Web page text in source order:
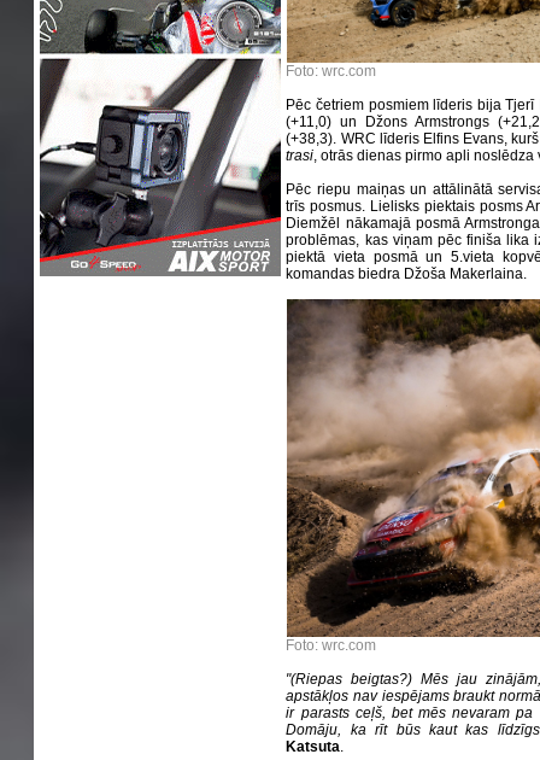
Foto: wrc.com
Pēc četriem posmiem līderis bija
(+11,0) un Džons Armstrongs
(+38,3). WRC līderis Elfins Evans,
trasi, otrās dienas pirmo apli
Pēc riepu maiņas un attālinātā
trīs posmus. Lielisks piektais posms
Diemžēl nākamajā posmā
problēmas, kas viņam pēc finiša lika
piektā vieta posmā un 5.vieta
komandas biedra Džoša Makerlaina.
Foto: wrc.com
"(Riepas beigtas?) Mēs jau
apstākļos nav iespējams braukt
ir parasts ceļš, bet mēs nevaram
Domāju, ka rīt būs kaut kas
Katsuta.